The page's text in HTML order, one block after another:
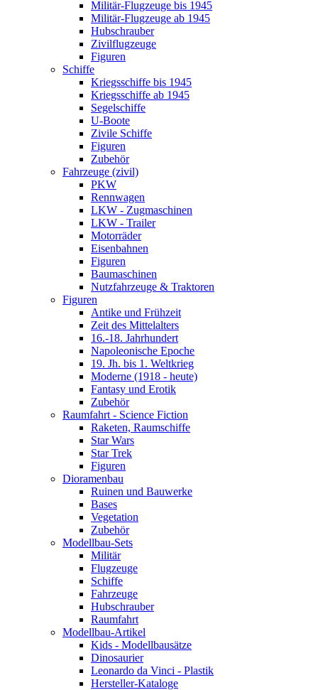
Militär-Flugzeuge bis 1945
Militär-Flugzeuge ab 1945
Hubschrauber
Zivilflugzeuge
Figuren
Schiffe
Kriegsschiffe bis 1945
Kriegsschiffe ab 1945
Segelschiffe
U-Boote
Zivile Schiffe
Figuren
Zubehör
Fahrzeuge (zivil)
PKW
Rennwagen
LKW - Zugmaschinen
LKW - Trailer
Motorräder
Eisenbahnen
Figuren
Baumaschinen
Nutzfahrzeuge & Traktoren
Figuren
Antike und Frühzeit
Zeit des Mittelalters
16.-18. Jahrhundert
Napoleonische Epoche
19. Jh. bis 1. Weltkrieg
Moderne (1918 - heute)
Fantasy und Erotik
Zubehör
Raumfahrt - Science Fiction
Raketen, Raumschiffe
Star Wars
Star Trek
Figuren
Dioramenbau
Ruinen und Bauwerke
Bases
Vegetation
Zubehör
Modellbau-Sets
Militär
Flugzeuge
Schiffe
Fahrzeuge
Hubschrauber
Raumfahrt
Modellbau-Artikel
Kids - Modellbausätze
Dinosaurier
Leonardo da Vinci - Plastik
Hersteller-Kataloge